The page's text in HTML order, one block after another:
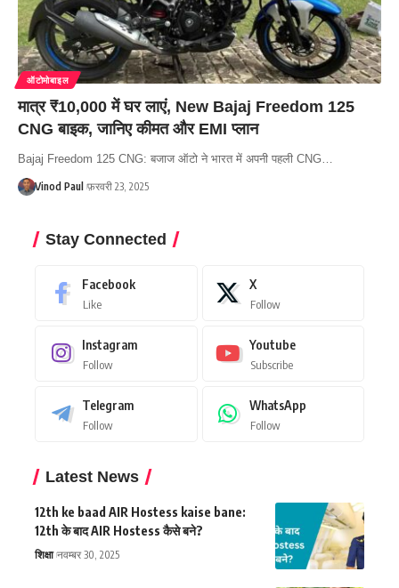
ऑटोमोबाइल
मात्र ₹10,000 में घर लाएं, New Bajaj Freedom 125
CNG बाइक, जानिए कीमत और EMI प्लान
Bajaj Freedom 125 CNG: बजाज ऑटो ने भारत में अपनी पहली CNG…
Vinod Paul फ़रवरी 23, 2025
Stay Connected
Facebook
Like
X
Follow
Instagram
Follow
Youtube
Subscribe
Telegram
Follow
WhatsApp
Follow
Latest News
12th ke baad AIR Hostess kaise bane:
12th के बाद AIR Hostess कैसे बने?
शिक्षा नवम्बर 30, 2025